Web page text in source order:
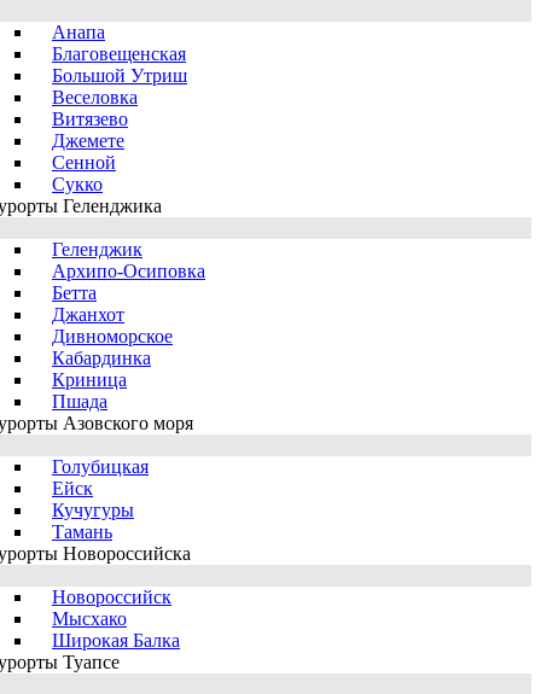
Анапа
Благовещенская
Большой Утриш
Веселовка
Витязево
Джемете
Сенной
Сукко
Геленджика
Геленджик
Архипо-Осиповка
Бетта
Джанхот
Дивноморское
Кабардинка
Криница
Пшада
Азовского моря
Голубицкая
Ейск
Кучугуры
Тамань
Новороссийска
Новороссийск
Мысхако
Широкая Балка
Туапсе